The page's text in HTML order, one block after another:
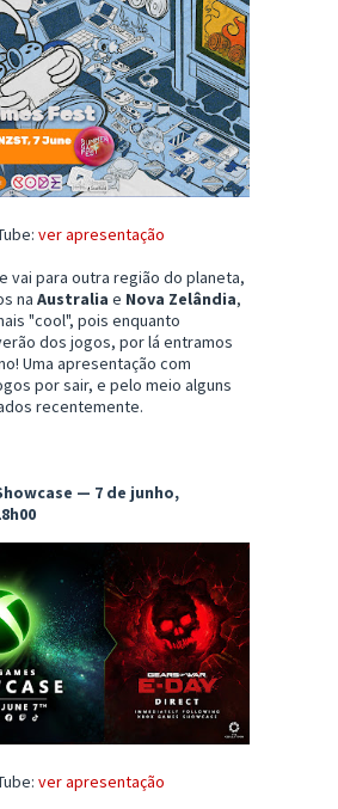
ver apresentação
vai para outra região do planeta,
na Australia e Nova Zelândia,
"cool", pois enquanto
dos jogos, por lá entramos
Uma apresentação com
por sair, e pelo meio alguns
recentemente.
— 7 de junho,
ver apresentação